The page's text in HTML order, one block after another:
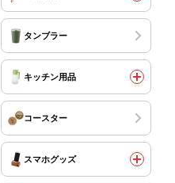
タンブラー
キッチン用品
コースター
スマホグッズ